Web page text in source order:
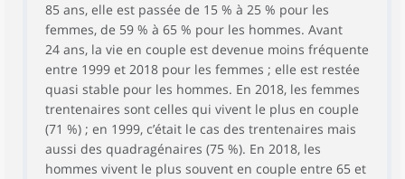
85 ans, elle est passée de 15 % à 25 % pour les
femmes, de 59 % à 65 % pour les hommes. Avant
24 ans, la vie en couple est devenue moins fréquente
entre 1999 et 2018 pour les femmes ; elle est restée
quasi stable pour les hommes. En 2018, les femmes
trentenaires sont celles qui vivent le plus en couple
(71 %) ; en 1999, c’était le cas des trentenaires mais
aussi des quadragénaires (75 %). En 2018, les
hommes vivent le plus souvent en couple entre 65 et